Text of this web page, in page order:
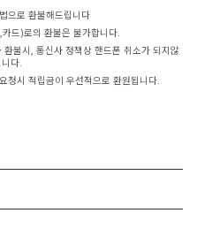
으로 환불해드립니다
드)로의 환불은 불가합니다.
불시, 통신사 정책상 핸드폰 취소가 되지않
다.
청시 적립금이 우선적으로 환원됩니다.